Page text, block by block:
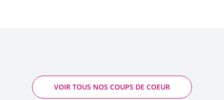
VOIR TOUS NOS COUPS DE COEUR